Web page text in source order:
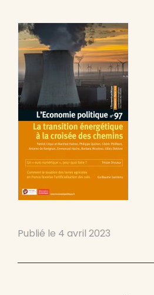
Publié le 4 avril 2023